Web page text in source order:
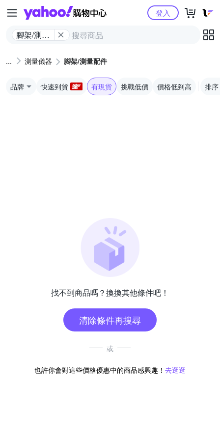
Yahoo購物中心
腳架/測量
登入
測量儀器 腳架/測量配件
品牌 快速到貨 有現貨 挑戰低價 價格低到高 排序
找不到商品嗎？換換其他條件吧！
清除條件再搜尋
或
也許你會對這些價格優惠中的商品感興趣！ 去逛逛